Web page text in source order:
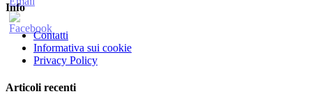
Info
Contatti
Informativa sui cookie
Privacy Policy
Articoli recenti